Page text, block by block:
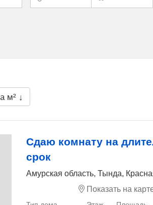
м² ↓
Сдаю комнату на
срок
Амурская область, Тында,
Показать на